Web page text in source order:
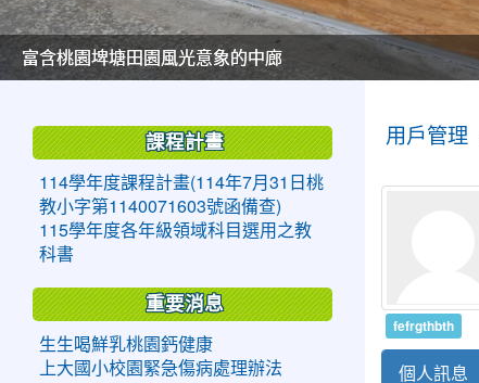
美麗的操場是我們活力的來源
美麗的操場是我們活力的來源
煥然一新的小司令台
煥然一新的小司令台
富含桃園埤塘田園風光意象的中廊
富含桃園埤塘田園風光意象的中廊
嶄新的中庭廣場
嶄新的中庭廣場
水生池生生不息
水生池生生不息
用戶管理
fefrgthbth
個人訊息
課程計畫
114學年度課程計畫(114年7月31日桃
教小字第1140071603號函備查)
115學年度各年級領域科目選用之教
科書
重要消息
生生喝鮮乳桃園鈣健康
上大國小校園緊急傷病處理辦法